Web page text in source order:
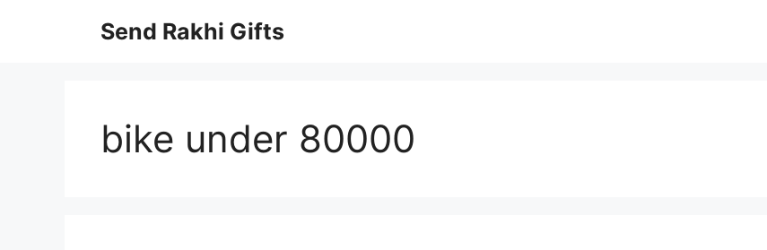
Send Rakhi Gifts
bike under 80000